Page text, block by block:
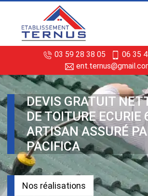
03 59 28 38 05
06 35
DEVIS GRATUIT
DE TOITURE
ARTISAN ASSURÉ
PACIFICA
Nos réalisations